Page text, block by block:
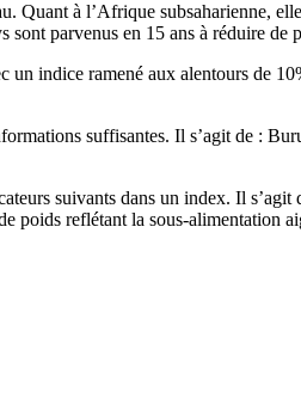
à l’Afrique subsaharienne,
parvenus en 15 ans à réduire
indice ramené aux alentours de
suffisantes. Il s’agit de :
suivants dans un index. Il
poids reflétant la sous-alimentation